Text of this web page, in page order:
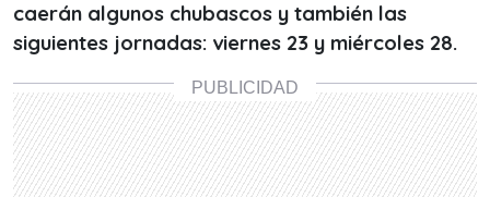
caerán algunos chubascos y también las
siguientes jornadas: viernes 23 y miércoles 28.